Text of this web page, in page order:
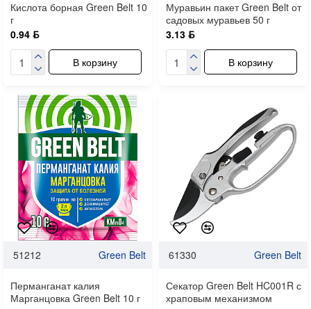
Кислота борная Green Belt 10
г
0.94 ƃ
В корзину
Муравьин пакет Green Belt от
садовых муравьев 50 г
3.13 ƃ
В корзину
51212 Green Belt
Перманганат калия
Марганцовка Green Belt 10 г
61330 Green Belt
Секатор Green Belt HC001R с
храповым механизмом